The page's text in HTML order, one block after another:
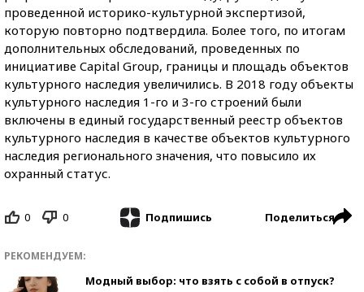
проведенной историко-культурной экспертизой,
которую повторно подтвердила. Более того, по итогам
дополнительных обследований, проведенных по
инициативе Capital Group, границы и площадь объектов
культурного наследия увеличились. В 2018 году объекты
культурного наследия 1-го и 3-го строений были
включены в единый государственный реестр объектов
культурного наследия в качестве объектов культурного
наследия регионального значения, что повысило их
охранный статус.
0 0 Подпишись Поделиться
РЕКОМЕНДУЕМ:
Модный выбор: что взять с собой в отпуск?